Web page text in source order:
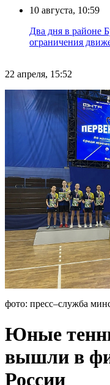
10 августа, 10:59
Два дня в районе
ограничения
22 апреля, 15:52
фото: пресс–служба
Юные
вышли в
России